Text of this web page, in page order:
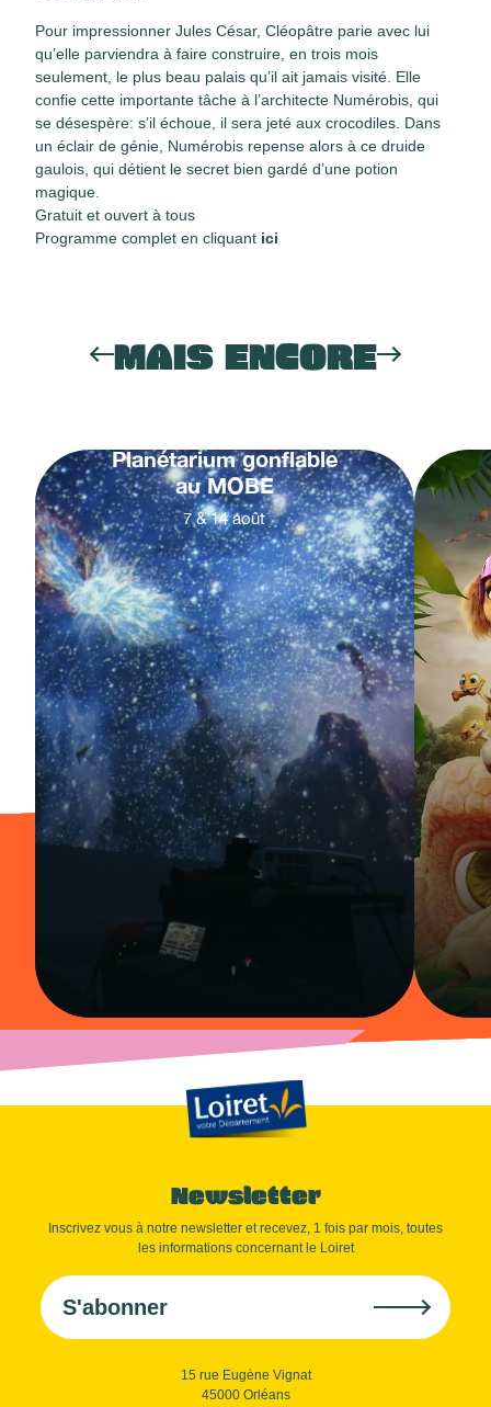
Pour impressionner Jules César, Cléopâtre parie avec lui
qu’elle parviendra à faire construire, en trois mois
seulement, le plus beau palais qu’il ait jamais visité. Elle
confie cette importante tâche à l’architecte Numérobis, qui
se désespère: s’il échoue, il sera jeté aux crocodiles. Dans
un éclair de génie, Numérobis repense alors à ce druide
gaulois, qui détient le secret bien gardé d’une potion
magique.
Gratuit et ouvert à tous
Programme complet en cliquant ici
MAIS ENCORE
Planétarium gonflable
au MOBE
7 & 14 août
Newsletter
Inscrivez vous à notre newsletter et recevez, 1 fois par mois, toutes
les informations concernant le Loiret
S'abonner
15 rue Eugène Vignat
45000 Orléans